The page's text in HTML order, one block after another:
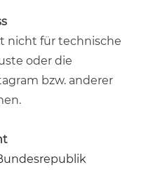
nicht für technische
oder die
bzw. anderer